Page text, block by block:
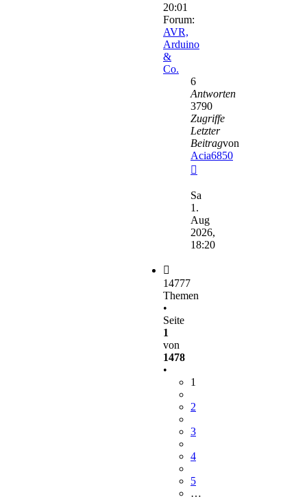
20:01
Forum:
AVR,
Arduino
&
Co.
6
Antworten
3790
Zugriffe
Letzter
Beitragvon
Acia6850
Beitrag
Sa
1.
Aug
2026,
18:20
14777
Themen
•
Seite
1
von
1478
•
1
2
3
4
5
…